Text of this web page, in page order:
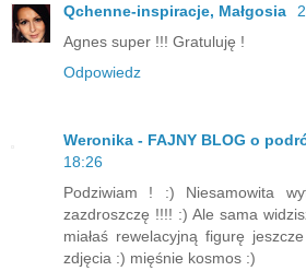
Qchenne-inspiracje, Małgosia
Agnes super !!! Gratuluję !
Odpowiedz
Weronika - FAJNY BLOG o
18:26
Podziwiam ! :) Niesamowita
zazdroszczę !!!! :) Ale sama
miałaś rewelacyjną figurę
zdjęcia :) mięśnie kosmos :)